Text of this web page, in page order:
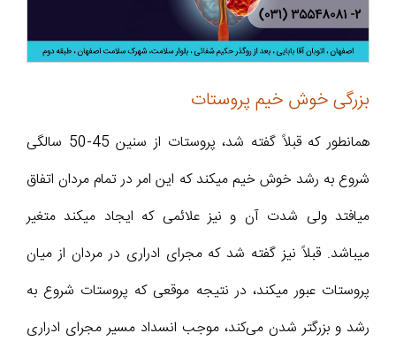
بزرگی خوش خیم پروستات
همانطور که قبلاً گفته شد، پروستات از سنین 45-50 سالگی
شروع به رشد خوش خیم میکند که این امر در تمام مردان اتفاق
میافتد ولی شدت آن و نیز علائمی که ایجاد میکند متغیر
میباشد. قبلاً نیز گفته شد که مجرای ادراری در مردان از میان
پروستات عبور میکند، در نتیجه موقعی که پروستات شروع به
رشد و بزرگتر شدن می‌کند، موجب انسداد مسیر مجرای ادراری